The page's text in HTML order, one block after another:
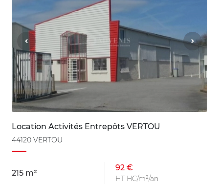
Location Activités Entrepôts VERTOU
44120 VERTOU
215 m²
92 €
HT HC/m²/an